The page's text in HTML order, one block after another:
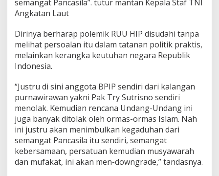
semangat Pancasila”. tutur mantan Kepala Staf TNI
Angkatan Laut
Dirinya berharap polemik RUU HIP disudahi tanpa
melihat persoalan itu dalam tatanan politik praktis,
melainkan kerangka keutuhan negara Republik
Indonesia.
“Justru di sini anggota BPIP sendiri dari kalangan
purnawirawan yakni Pak Try Sutrisno sendiri
menolak. Kemudian rencana Undang-Undang ini
juga banyak ditolak oleh ormas-ormas Islam. Nah
ini justru akan menimbulkan kegaduhan dari
semangat Pancasila itu sendiri, semangat
kebersamaan, persatuan kemudian musyawarah
dan mufakat, ini akan men-downgrade,” tandasnya.